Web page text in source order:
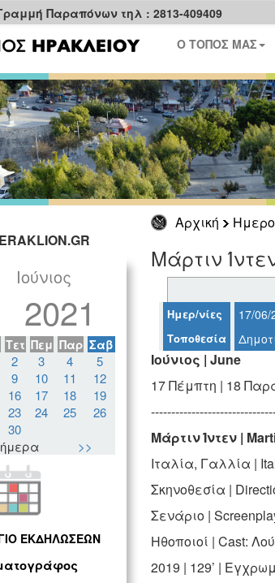
Παραπόνων τηλ : 2813-409409
Ο ΤΟΠΟΣ ΜΑΣ
Αρχική
Ιούνιος
2021
Τετ Πεμ Παρ Σαβ
2 3 4
5
9 10 11
12
16 17 18
19
23 24 25
26
30
>>
ΕΚΔΗΛΩΣΕΩΝ
Μάρτιν
Ημερ/νίες 17/06/
Τοποθεσία
Ιούνιος | June
17 Πέμπτη | 18
Μάρτιν Ίντεν |
Ιταλία, Γαλλία |
Σκηνοθεσία |
Σενάριο |
Ηθοποιοί | Cast:
2019 | 129’ |